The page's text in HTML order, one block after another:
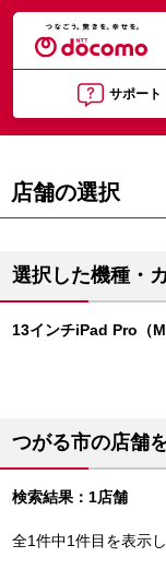
サポート
店舗の選択
選択した機種・
13インチiPad Pro（
つがる市の店舗
検索結果：1店舗
全1件中1件目を表示